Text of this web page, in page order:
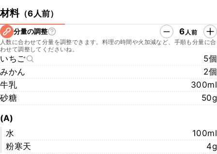
材料（6人前）
分量の調整 6人前
人数に合わせて分量を調整できます。料理の時間や火加減など、手順も分量に合
わせて調整してくださいね。
いちご
5個
みかん
2個
牛乳
300ml
砂糖
50g
(A)
水
100ml
粉寒天
4g